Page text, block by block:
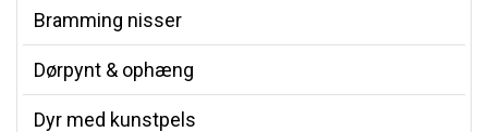
Bramming nisser
Dørpynt & ophæng
Dyr med kunstpels